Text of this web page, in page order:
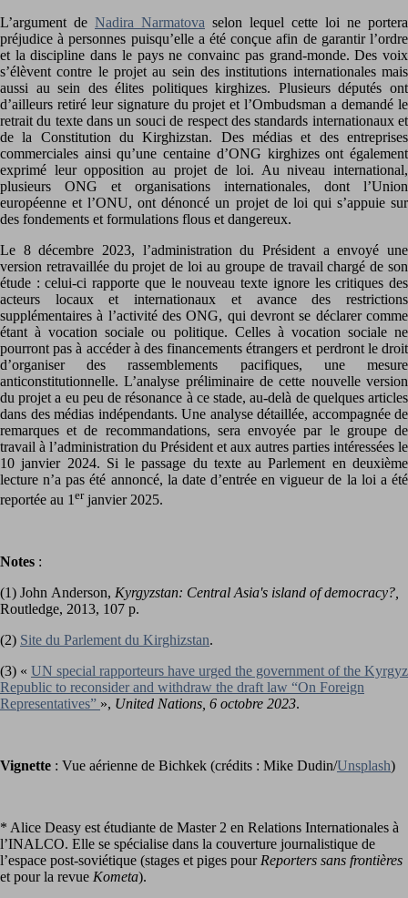
L’argument de Nadira Narmatova selon lequel cette loi ne portera
préjudice à personnes puisqu’elle a été conçue afin de garantir l’ordre
et la discipline dans le pays ne convainc pas grand-monde. Des voix
s’élèvent contre le projet au sein des institutions internationales mais
aussi au sein des élites politiques kirghizes. Plusieurs députés ont
d’ailleurs retiré leur signature du projet et l’Ombudsman a demandé le
retrait du texte dans un souci de respect des standards internationaux et
de la Constitution du Kirghizstan. Des médias et des entreprises
commerciales ainsi qu’une centaine d’ONG kirghizes ont également
exprimé leur opposition au projet de loi. Au niveau international,
plusieurs ONG et organisations internationales, dont l’Union
européenne et l’ONU, ont dénoncé un projet de loi qui s’appuie sur
des fondements et formulations flous et dangereux.
Le 8 décembre 2023, l’administration du Président a envoyé une
version retravaillée du projet de loi au groupe de travail chargé de son
étude : celui-ci rapporte que le nouveau texte ignore les critiques des
acteurs locaux et internationaux et avance des restrictions
supplémentaires à l’activité des ONG, qui devront se déclarer comme
étant à vocation sociale ou politique. Celles à vocation sociale ne
pourront pas à accéder à des financements étrangers et perdront le droit
d’organiser des rassemblements pacifiques, une mesure
anticonstitutionnelle. L’analyse préliminaire de cette nouvelle version
du projet a eu peu de résonance à ce stade, au-delà de quelques articles
dans des médias indépendants. Une analyse détaillée, accompagnée de
remarques et de recommandations, sera envoyée par le groupe de
travail à l’administration du Président et aux autres parties intéressées le
10 janvier 2024. Si le passage du texte au Parlement en deuxième
lecture n’a pas été annoncé, la date d’entrée en vigueur de la loi a été
reportée au 1 erjanvier 2025.
Notes :
(1) John Anderson, Kyrgyzstan: Central Asia's island of democracy?,
Routledge, 2013, 107 p.
(2) Site du Parlement du Kirghizstan.
(3) « UN special rapporteurs have urged the government of the Kyrgyz
Republic to reconsider and withdraw the draft law “On Foreign
Representatives” », United Nations, 6 octobre 2023.
Vignette : Vue aérienne de Bichkek (crédits : Mike Dudin/Unsplash)
* Alice Deasy est étudiante de Master 2 en Relations Internationales à
l’INALCO. Elle se spécialise dans la couverture journalistique de
l’espace post-soviétique (stages et piges pour Reporters sans frontières
et pour la revue Kometa).